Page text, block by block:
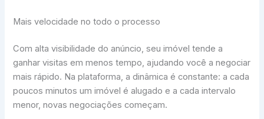
Mais velocidade no todo o processo
Com alta visibilidade do anúncio, seu imóvel tende a
ganhar visitas em menos tempo, ajudando você a negociar
mais rápido. Na plataforma, a dinâmica é constante: a cada
poucos minutos um imóvel é alugado e a cada intervalo
menor, novas negociações começam.